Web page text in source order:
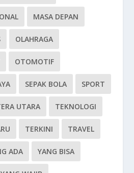
MASA DEPAN
OLAHRAGA
OTOMOTIF
SEPAK BOLA SPORT
UTARA TEKNOLOGI
TERKINI TRAVEL
ADA YANG BISA